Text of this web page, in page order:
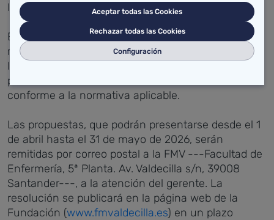
Ingeniería y disciplinas necesarias).
Entre las incompatibilidades se encuentra ser
miembro del jurado y tener participación directa en
la preparación del concurso. Además de aquellas
personas o entidades con conflicto de interés
conforme a la normativa aplicable.
Las propuestas, que podrán presentarse desde el 1
de abril hasta el 31 de mayo de 2026, serán
remitidas por correo postal a la FMV ---Facultad de
Enfermería, 5ª Planta. Av. Valdecilla s/n, 39008
Santander---, a la atención del gerente. La
resolución se publicará en la página web de la
Fundación (www.fmvaldecilla.es) en un plazo
Aceptar todas las Cookies
Rechazar todas las Cookies
Configuración